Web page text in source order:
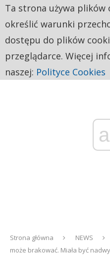
Strona główna NEWS
może brakować. Miała być
Ta strona używa plików
określić warunki
dostępu do plików
przeglądarce. Więcej
naszej: Polityce Cookies